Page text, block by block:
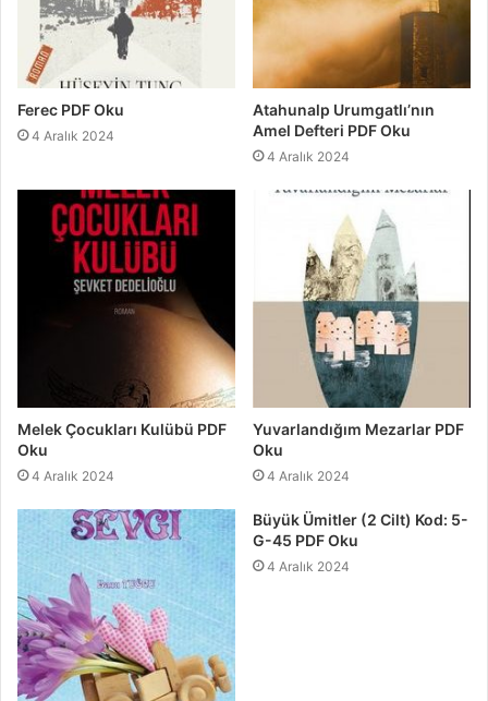
Ferec PDF Oku
4 Aralık 2024
Atahunalp Urumgatlı’nın
Amel Defteri PDF Oku
4 Aralık 2024
Melek Çocukları Kulübü PDF
Oku
4 Aralık 2024
Yuvarlandığım Mezarlar PDF
Oku
4 Aralık 2024
Büyük Ümitler (2 Cilt) Kod: 5-
G-45 PDF Oku
4 Aralık 2024